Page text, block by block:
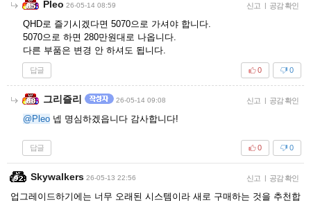
Pleo 26-05-14 08:59 신고 | 공감 확인
QHD로 즐기시겠다면 5070으로 가셔야 합니다.
5070으로 하면 280만원대로 나옵니다.
다른 부품은 변경 안 하셔도 됩니다.
답글 0
0
그리즐리 26-05-14 09:08 신고 | 공감 확인
@Pleo 넵 명심하겠읍니다 감사합니다!
답글 0
0
Skywalkers 26-05-13 22:56 신고 | 공감 확인
업그레이드하기에는 너무 오래된 시스템이라 새로 구매하는 것을 추천합